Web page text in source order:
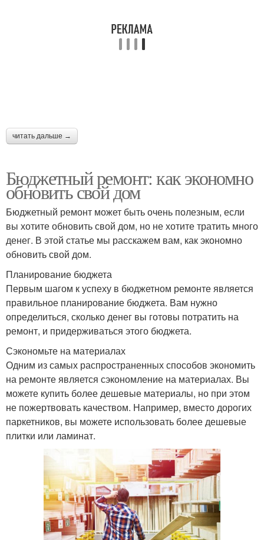
материалов
Денег на ремонт
Ремонт с
минимальными
затратами
Ремонт в ванной
дешево
Недорогой ремонт
Ремонт в доме
Ремонт в комнате
читать дальше →
Бюджетный ремонт: как экономно
обновить свой дом
Бюджетный ремонт может быть очень полезным, если
вы хотите обновить свой дом, но не хотите тратить много
денег. В этой статье мы расскажем вам, как экономно
обновить свой дом.
Планирование бюджета
Первым шагом к успеху в бюджетном ремонте является
правильное планирование бюджета. Вам нужно
определиться, сколько денег вы готовы потратить на
ремонт, и придерживаться этого бюджета.
Сэкономьте на материалах
Одним из самых распространенных способов экономить
на ремонте является сэкономление на материалах. Вы
можете купить более дешевые материалы, но при этом
не пожертвовать качеством. Например, вместо дорогих
паркетников, вы можете использовать более дешевые
плитки или ламинат.